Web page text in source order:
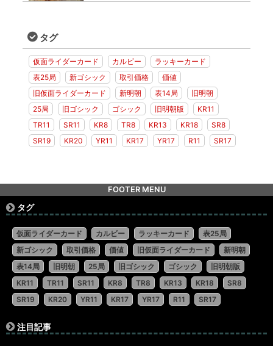
タグ
仮面ライダーカード カルビー
ラッキーカード
表25局
新ゴシック 取引価格
価値
旧仮面ライダーカード
新明朝 表14局
旧明朝
25局
旧ゴシック ゴシック 旧明朝版
KR11
TR11
SR11 KR8 TR8 KR13 KR18
SR8
SR19
KR20 YR11 KR17 YR17 R11 SR17
FOOTER MENU
タグ
仮面ライダーカード カルビー ラッキーカード
表25局
新ゴシック
取引価格 価値 旧仮面ライダーカード
新明朝
表14局
旧明朝 25局 旧ゴシック ゴシック
旧明朝版
KR11
TR11 SR11 KR8 TR8 KR13 KR18
SR8
SR19
KR20 YR11 KR17 YR17 R11 SR17
注目記事